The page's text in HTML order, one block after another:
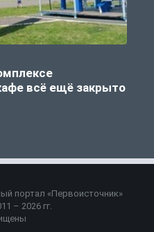
всё ещё закрыто
портал «Первоисточник»
– 2026 гг.